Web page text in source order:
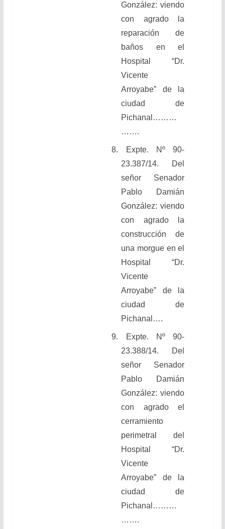
González: viendo
con agrado la
reparación de
baños en el
Hospital “Dr.
Vicente
Arroyabe” de la
ciudad de
Pichanal………
…….
8. Expte. Nº 90-
23.387/14. Del
señor Senador
Pablo Damián
González: viendo
con agrado la
construcción de
una morgue en el
Hospital “Dr.
Vicente
Arroyabe” de la
ciudad de
Pichanal….
9. Expte. Nº 90-
23.388/14. Del
señor Senador
Pablo Damián
González: viendo
con agrado el
cerramiento
perimetral del
Hospital “Dr.
Vicente
Arroyabe” de la
ciudad de
Pichanal………
…….